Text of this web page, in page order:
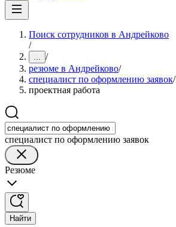
Поиск сотрудников в Андрейково
/
... /
резюме в Андрейково/
специалист по оформлению заявок/
проектная работа
специалист по оформлению заявок
Резюме
Найти